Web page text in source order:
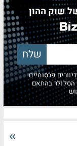
שוק ההון
פרסומיים
הסלולר בהתאם